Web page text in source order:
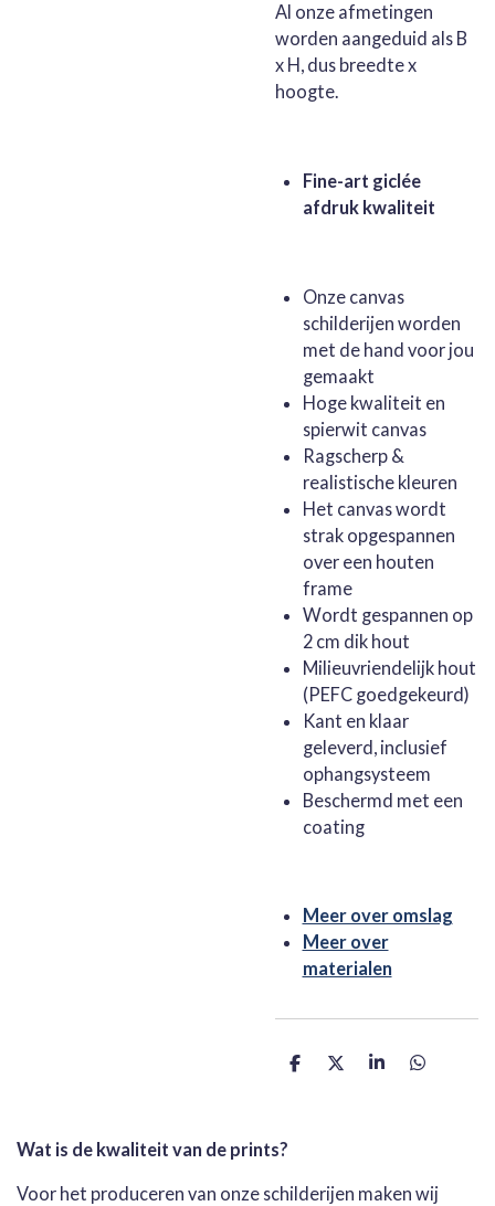
Al onze afmetingen
worden aangeduid als B
x H, dus breedte x
hoogte.
Fine-art giclée
afdruk kwaliteit
Onze canvas
schilderijen worden
met de hand voor jou
gemaakt
Hoge kwaliteit en
spierwit canvas
Ragscherp &
realistische kleuren
Het canvas wordt
strak opgespannen
over een houten
frame
Wordt gespannen op
2 cm dik hout
Milieuvriendelijk hout
(PEFC goedgekeurd)
Kant en klaar
geleverd, inclusief
ophangsysteem
Beschermd met een
coating
Meer over omslag
Meer over
materialen
D
D
S
D
Wat is de kwaliteit van de prints?
Voor het produceren van onze schilderijen maken wij